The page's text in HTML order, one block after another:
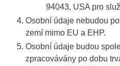
94043, USA pro
Osobní údaje nebudou
zemí mimo EU a EHP.
Osobní údaje budou
zpracovávány po dobu